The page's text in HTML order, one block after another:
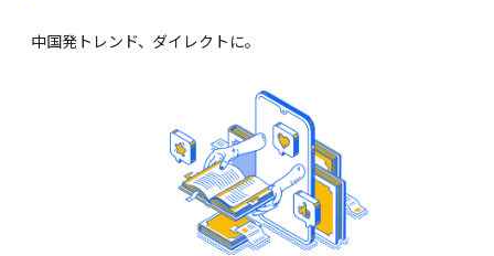
中国発トレンド、ダイレクトに。